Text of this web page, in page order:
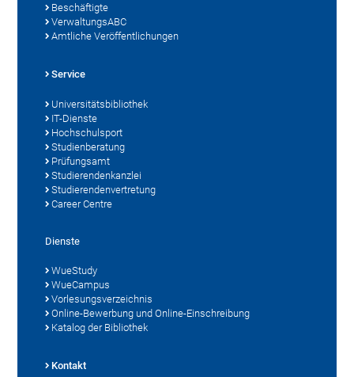
Beschäftigte
VerwaltungsABC
Amtliche Veröffentlichungen
Service
Universitätsbibliothek
IT-Dienste
Hochschulsport
Studienberatung
Prüfungsamt
Studierendenkanzlei
Studierendenvertretung
Career Centre
Dienste
WueStudy
WueCampus
Vorlesungsverzeichnis
Online-Bewerbung und Online-Einschreibung
Katalog der Bibliothek
Kontakt